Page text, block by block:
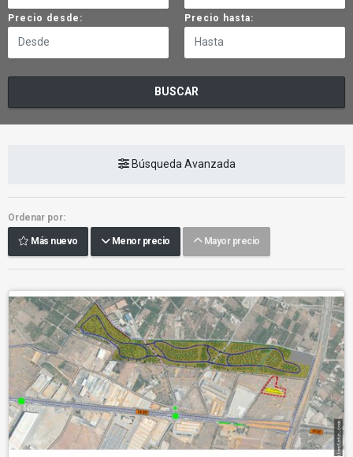
Precio desde: Precio hasta:
BUSCAR
Búsqueda Avanzada
Ordenar por:
Más nuevo Menor precio Mayor precio